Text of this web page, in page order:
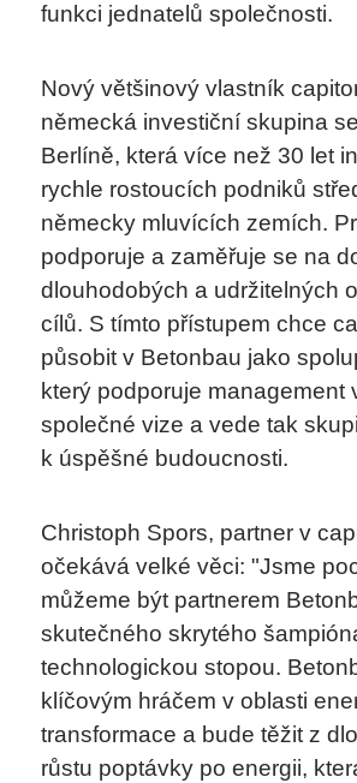
funkci jednatelů společnosti.
Nový většinový vlastník
německá investiční skupina
Berlíně, která více než 30 let
rychle rostoucích podniků
německy mluvících zemích.
podporuje a zaměřuje se na
dlouhodobých a udržitelných
cílů. S tímto přístupem chce
působit v Betonbau jako
který podporuje management
společné vize a vede tak
k úspěšné budoucnosti.
Christoph Spors, partner v
očekává velké věci: "Jsme
můžeme být partnerem
skutečného skrytého
technologickou stopou.
klíčovým hráčem v oblasti
transformace a bude těžit z
růstu poptávky po energii,